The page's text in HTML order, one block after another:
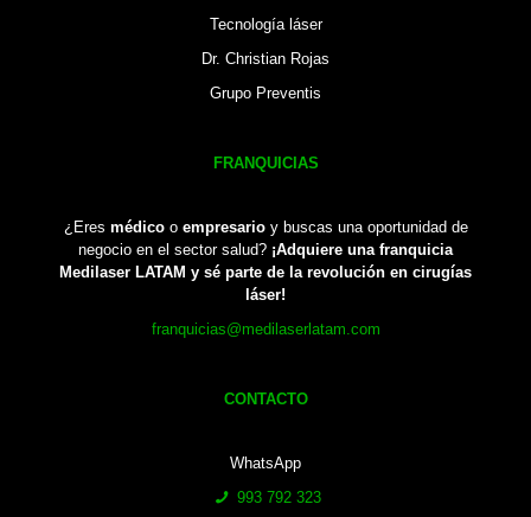
Tecnología láser
Dr. Christian Rojas
Grupo Preventis
FRANQUICIAS
¿Eres médicoo empresarioy buscas una oportunidad de
negocio en el sector salud? ¡Adquiere una franquicia
Medilaser LATAM y sé parte de la revolución en cirugías
láser!
franquicias@medilaserlatam.com
CONTACTO
WhatsApp
993 792 323